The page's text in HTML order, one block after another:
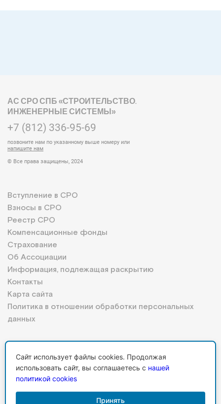
АС СРО СПБ «СТРОИТЕЛЬСТВО.
ИНЖЕНЕРНЫЕ СИСТЕМЫ»
+7 (812) 336-95-69
позвоните нам по указанному выше номеру или
напишите нам
© Все права защищены, 2024
Вступление в СРО
Взносы в СРО
Реестр СРО
Компенсационные фонды
Страхование
Об Ассоциации
Информация, подлежащая раскрытию
Контакты
Карта сайта
Политика в отношении обработки персональных
данных
Личный кабинет
Сайт использует файлы cookies. Продолжая
использовать сайт, вы соглашаетесь с нашей
политикой cookies
Принять